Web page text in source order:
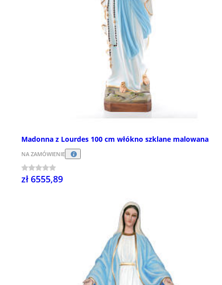
Madonna z Lourdes 100 cm włókno szklane malowana
NA ZAMÓWIENIE
zł 6555,89